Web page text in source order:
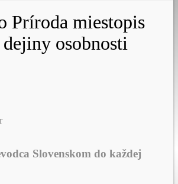
Príroda miestopis
osobnosti
Slovenskom do každej